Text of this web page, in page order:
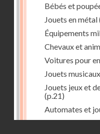
Bébés et
Jouets en métal
Équipements
Chevaux et
Voitures pour
Jouets musicaux
Jouets jeux et
(p.21)
Automates et
Jouets en